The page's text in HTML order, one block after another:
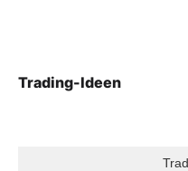
Trading-Ideen